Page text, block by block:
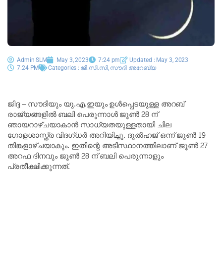
Admin SLM May 3, 2023 7:24 pm
Updated : May 3, 2023
7:24 PM
Categories : ജി.സി.സി, സൗദി അറേബ്യ
ജിദ്ദ – സൗദിയും യു.എ.ഇയും ഉൾപ്പെടയുള്ള അറബ്
രാജ്യങ്ങളിൽ ബലി പെരുന്നാൾ ജൂൺ 28 ന്
ഞായറാഴ്ചയാകാൻ സാധ്യതയുള്ളതായി ചില
ഗോളശാസ്ത്ര വിദഗ്ധർ അറിയിച്ചു. ദുൽഹജ് ഒന്ന് ജൂൺ 19
തിങ്കളാഴ്ചയാകും. ഇതിന്റെ അടിസ്ഥാനത്തിലാണ് ജൂൺ 27
അറഫ ദിനവും ജൂൺ 28 ന് ബലി പെരുന്നാളും
പ്രതീക്ഷിക്കുന്നത്.